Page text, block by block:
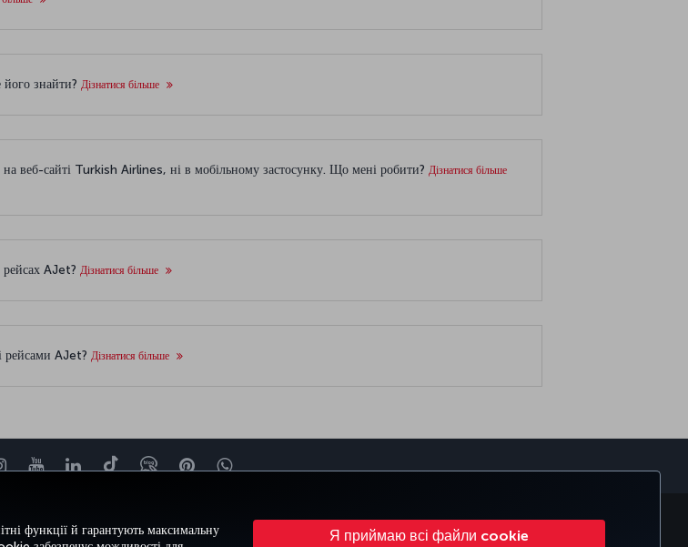
функції й гарантують максимальну
Я приймаю всі файли cookie
знайти? Дізнатися більше
веб-сайті Turkish Airlines, ні в мобільному застосунку. Що мені робити? Дізнатися більше
AJet? Дізнатися більше
рейсами AJet? Дізнатися більше
Instagram
YouTubeLinkedIn
TiktokБлогPinterestWhatsApp
ТА НАПРЯМКИ MILES&SMILES